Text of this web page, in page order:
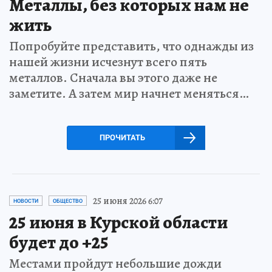
жить
Попробуйте представить, что однажды из
нашей жизни исчезнут всего пять
металлов. Сначала вы этого даже не
заметите. А затем мир начнет меняться…
ПРОЧИТАТЬ
НОВОСТИ ОБЩЕСТВО 25 июня 2026 6:07
25 июня в Курской области
будет до +25
Местами пройдут небольшие дожди